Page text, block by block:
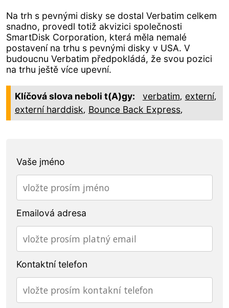
Na trh s pevnými disky se dostal Verbatim celkem
snadno, provedl totiž akvizici společnosti
SmartDisk Corporation, která měla nemalé
postavení na trhu s pevnými disky v USA. V
budoucnu Verbatim předpokládá, že svou pozici
na trhu ještě více upevní.
Klíčová slova neboli t(A)gy: verbatim, externí,
externí harddisk, Bounce Back Express,
Vaše jméno
Emailová adresa
Kontaktní telefon